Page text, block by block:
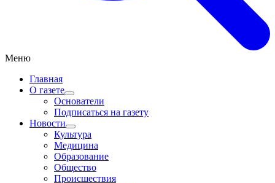
Меню
Главная
О газете
Основатели
Подписаться на газету
Новости
Культура
Медицина
Образование
Общество
Происшествия